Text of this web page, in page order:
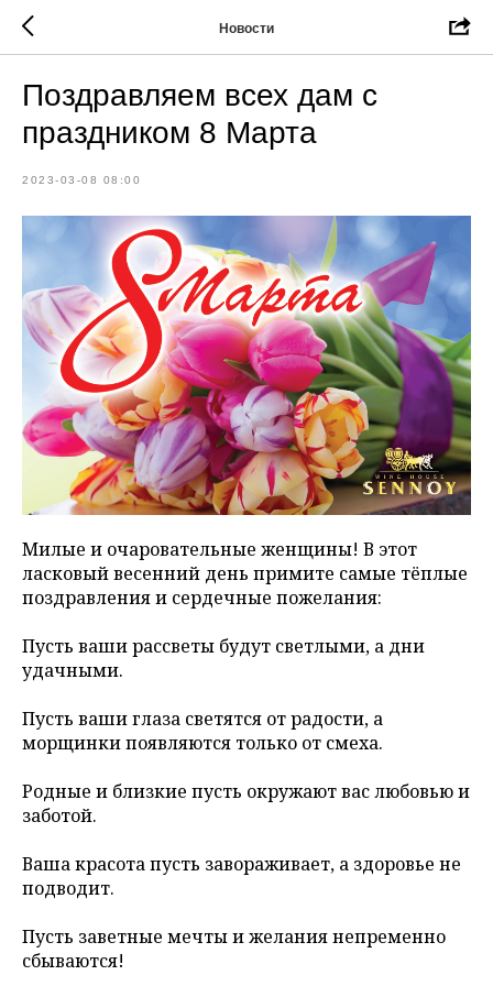
Новости
Поздравляем всех дам с
праздником 8 Марта
2023-03-08 08:00
Милые и очаровательные женщины! В этот
ласковый весенний день примите самые тёплые
поздравления и сердечные пожелания:
Пусть ваши рассветы будут светлыми, а дни
удачными.
Пусть ваши глаза светятся от радости, а
морщинки появляются только от смеха.
Родные и близкие пусть окружают вас любовью и
заботой.
Ваша красота пусть завораживает, а здоровье не
подводит.
Пусть заветные мечты и желания непременно
сбываются!